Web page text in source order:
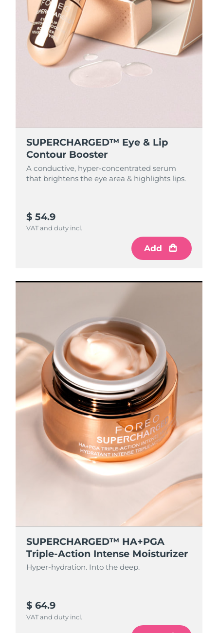
SUPERCHARGED™ Eye & Lip
Contour Booster
A conductive, hyper-concentrated serum
that brightens the eye area & highlights lips.
$ 54.9
VAT and duty incl.
Add
SUPERCHARGED™ HA+PGA
Triple-Action Intense Moisturizer
Hyper-hydration. Into the deep.
$ 64.9
VAT and duty incl.